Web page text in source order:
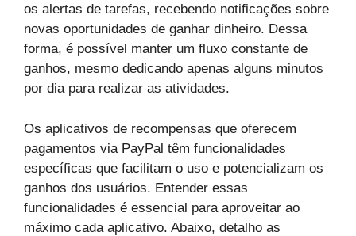
os alertas de tarefas, recebendo notificações sobre
novas oportunidades de ganhar dinheiro. Dessa
forma, é possível manter um fluxo constante de
ganhos, mesmo dedicando apenas alguns minutos
por dia para realizar as atividades.
Os aplicativos de recompensas que oferecem
pagamentos via PayPal têm funcionalidades
específicas que facilitam o uso e potencializam os
ganhos dos usuários. Entender essas
funcionalidades é essencial para aproveitar ao
máximo cada aplicativo. Abaixo, detalho as